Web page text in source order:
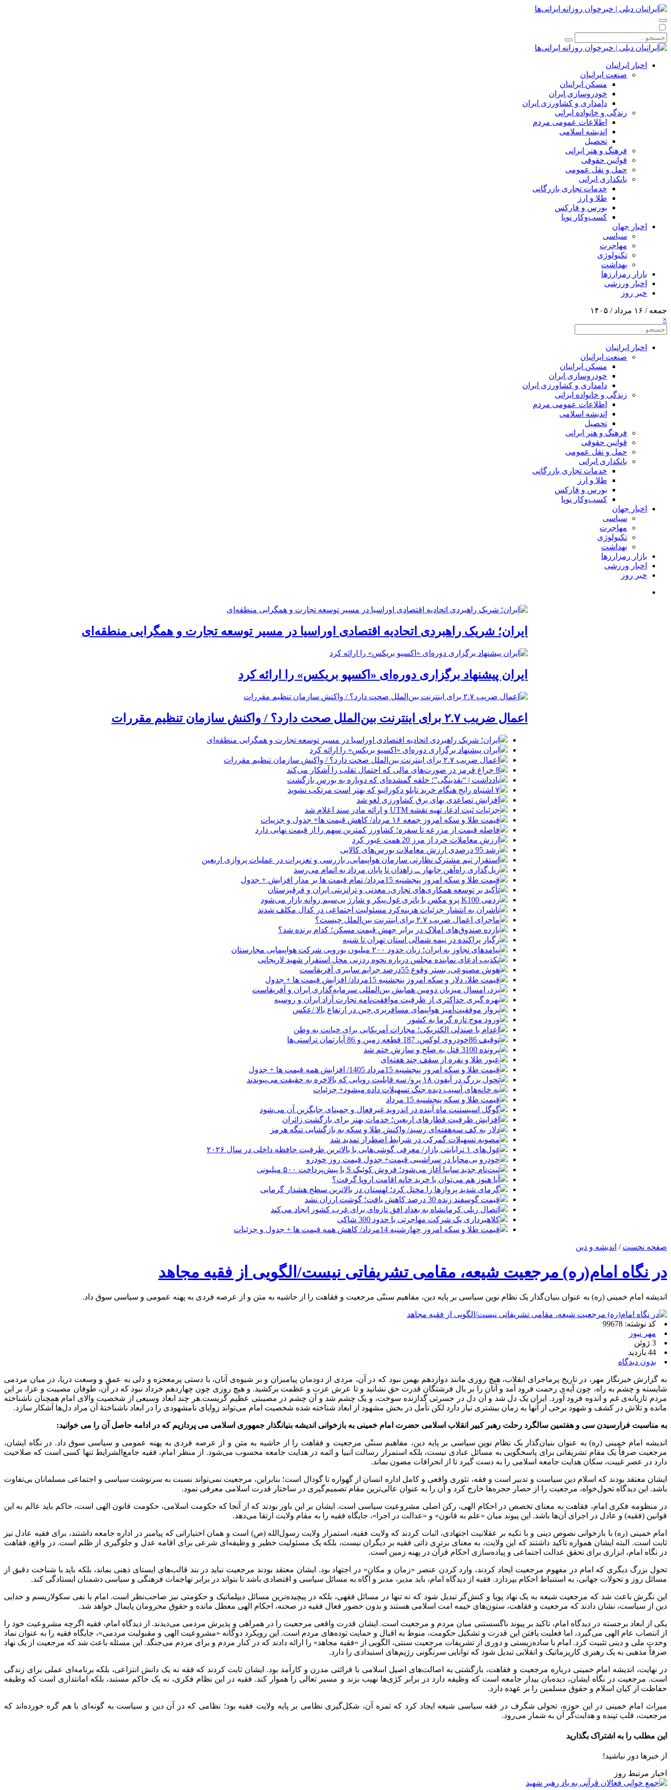
اخبار ایرانیان
صنعت ایرانیان
مسکن ایرانیان
خودروسازی ایران
دامداری و کشاورزی ایران
زندگی و خانواده ایرانی
اطلاعات عمومی مردم
اندیشه اسلامی
تحصیل
فرهنگ و هنر ایرانی
قوانین حقوقی
حمل و نقل عمومی
بانکداری ایرانی
خدمات تجاری بازرگانی
طلا و ارز
بورس و فارکس
کسب‌وکار نوپا
اخبار جهان
سیاسی
مهاجرت
تکنولوژی
بهداشت
بازار رمزارزها
اخبار ورزشی
خبر روز
جمعه / ۱۶ مرداد / ۱۴۰۵
×
اخبار ایرانیان
صنعت ایرانیان
مسکن ایرانیان
خودروسازی ایران
دامداری و کشاورزی ایران
زندگی و خانواده ایرانی
اطلاعات عمومی مردم
اندیشه اسلامی
تحصیل
فرهنگ و هنر ایرانی
قوانین حقوقی
حمل و نقل عمومی
بانکداری ایرانی
خدمات تجاری بازرگانی
طلا و ارز
بورس و فارکس
کسب‌وکار نوپا
اخبار جهان
سیاسی
مهاجرت
تکنولوژی
بهداشت
بازار رمزارزها
اخبار ورزشی
خبر روز
ایران؛ شریک راهبردی اتحادیه اقتصادی اوراسیا در مسیر توسعه تجارت و همگرایی منطقه‌ای
ایران پیشنهاد برگزاری دوره‌ای «اکسپو بریکس» را ارائه کرد
اعمال ضریب ۲.۷ برای اینترنت بین‌الملل صحت دارد؟ / واکنش سازمان تنظیم مقررات
ایران؛ شریک راهبردی اتحادیه اقتصادی اوراسیا در مسیر توسعه تجارت و همگرایی منطقه‌ای
ایران پیشنهاد برگزاری دوره‌ای «اکسپو بریکس» را ارائه کرد
اعمال ضریب ۲.۷ برای اینترنت بین‌الملل صحت دارد؟ / واکنش سازمان تنظیم مقررات
8 چراغ قرمز در صورت‌های مالی که احتمال تقلب را آشکار می‌کند
یادداشت | “نقدینگی”؛ حلقه گمشده‌ای که دوباره به بورس بازگشت
۷ اشتباه رایج هنگام خرید تابلو دکوراتیو که بهتر است مرتکب نشوید
افزایش تصاعدی بهای برق کشاورزی لغو شد
جزئیات ثبت ادعا، تهیه نقشه UTM و ارائه مادر سند اعلام شد
قیمت طلا و سکه امروز جمعه ۱۶ مرداد/ کاهش قیمت ها+ جدول و جزییات
فاصله قیمت از مزرعه تا سفره؛ کشاورز کمترین سهم را از قیمت نهایی دارد
ارزش معاملات خرد از مرز 20 همت عبور کرد
رشد 95 درصدی ارزش معاملات بورس‌های کالایی
استقرار تیم مشترک نظارتی سازمان هواپیمایی، بازرسی و تعزیرات در عملیات پروازی اربعین
ریل‌گذاری راه‌آهن چابهار ــ زاهدان تا پایان مرداد به اتمام می‌رسد
قیمت طلا و سکه امروز پنجشنبه 15مرداد/ تمام قیمت ها بر مدار افزایش + جدول
تأکید بر توسعه همکاری‌های تجاری، معدنی و ترانزیتی ایران و قرقیزستان
ردمی K100 پرو مکس با باتری غول‌پیکر و شارژ بی‌سیم روانه بازار می‌شود
ناشران به انتشار جزئیات هزینه‌کرد مسئولیت اجتماعی در کدال مکلف شدند
ماجرای اعمال ضریب ۲.۷ برای اینترنت بین‌الملل چیست؟
بازده صندوق‌های املاک در برابر جهش قیمت مسکن؛ کدام برنده شد؟
رگبار پراکنده در نیمه شمالی استان تهران تا شنبه
پیامدهای تجاوز به ایران؛ زیان حدود ۲۰۰ میلیون یورویی شرکت هواپیمایی مجارستان
تکذیب ادعای نماینده مجلس درباره نحوه ردزنی محل استقرار شهید لاریجانی
هوش مصنوعی، بستر وقوع 55درصد جرایم سایبری آفریقاست
قیمت طلا، دلار و سکه امروز پنجشنبه 15مرداد/ افزایش قیمت ها + جدول
یزد، امسال میزبان دومین همایش بین‌المللی سرمایه‌گذاری ایران و آفریقاست
بهره گیری حداکثری از ظرفیت موافقت‌نامه تجارت آزاد ایران و روسیه
پرواز موفقیت‌آمیز هواپیمای مسافربری چین در ارتفاع بالا /عکس
ورود موج تازه گرما به کشور
اعدام با صندلی الکتریکی؛ مجازات آمریکایی برای خیانت به وطن
توقیف 86خودروی لوکس، 187 قطعه زمین و 86 آپارتمان تراستی‌ها
پرونده 3100 قتل به صلح و سازش ختم شد
عبور طلا و نقره از سقف چند هفته‌ای
قیمت طلا و سکه امروز پنجشنبه 15مرداد 1405/ افزایش همه قیمت ها + جدول
تحول بزرگ در آیفون ۱۸ پرو/ سه قابلیت رویایی که بالاخره به حقیقت می‌پیوندند
به خانه‌های آسیب دیده جنگ تسهیلات داده میشود+ جزئیات
قیمت طلا و سکه پنجشنبه 15 مرداد
گوگل اسیستنت ماه آینده در اندروید غیرفعال و جمینای جایگزین آن می‌شود
افزایش ظرفیت قطارهای اربعین؛ خدمات بهتر برای بازگشت زائران
دلار به کف سه‌هفته‌ای رسید/ واکنش طلا و سکه به بازگشایی تنگه هرمز
مصوبه تسهیلات گمرکی در شرایط اضطرار تمدید شد
غول‌های ۱ ترابایتی بازار/ معرفی گوشی‌هایی با بالاترین ظرفیت حافظه داخلی در سال ۲۰۲۶
خودرو بی‌محابا در سراشیبی قیمت+ جدول قیمت روز خودرو
ثبت‌نام جدید سایپا آغاز می‌شود؛ فروش کوئیک S با پیش‌پرداخت ۵۰۰ میلیونی
آیا هنوز هم می‌توان با خرید خانه اقامت اروپا گرفت؟
گرمای شدید پروازها را مختل کرد؛ لهستان در بالاترین سطح هشدار گرمایی
قیمت گوسفند زنده 30 درصد کاهش یافت؛ گوشت ارزان نشد
اتصال ریلی کرمانشاه به بغداد افق تازه‌ای برای غرب کشور ایجاد می‌کند
کلاهبرداری یک شرکت مهاجرتی با حدود 300 شاکی
قیمت طلا و سکه امروز چهارشنبه 14مرداد/ کاهش همه قیمت ها + جدول و جزئیات
صفحه نخست / اندیشه و دین
در نگاه امام(ره) مرجعیت شیعه، مقامی تشریفاتی نیست/الگویی از فقیه مجاهد
اندیشه امام خمینی (ره) به عنوان بنیان‌گذار یک نظام نوین سیاسی بر پایه دین، مفاهیم سنتّی مرجعیت و فقاهت را از حاشیه به متن و از عرصه فردی به پهنه عمومی و سیاسی سوق داد.
کد نوشته: 99678
مهر نیوز
3 ژوئن
44 بازدید
بدون دیدگاه
به گزارش خبرنگار مهر، در تاریخ پرماجرای انقلاب، هیچ روزی مانند دوازدهم بهمن نبود که در آن، مردی از دودمان پیامبران و بر شیوه‌ی آنان، با دستی پرمعجزه و دلی به عمق و وسعت دریا، در میان مردمی
شایسته و چشم به راه، چون آیه‌ی رحمت فرود آمد و آنان را بر بال فرشتگان قدرت حق نشانید و تا عرش عزت و عظمت برکشید. و هیچ روزی چون چهاردهم خرداد نبود که در آن، طوفان مصیبت و عزا، بر این
مردم تازیانه‌ی غم و اندوه فرود آورد. ایران یک دل شد و آن دل در حسرتی گدازنده سوخت، و یک چشم شد و آن چشم در مصیبتی عظیم گریست.‏‏هر چند ابعاد وسیعی از شخصیت والای امام همچنان ناشناخته
مانده و تلاش در‏‎ ‎‏کشف و شهود برخی از آنها به زمان بیشتری نیاز دارد لکن تأمل در بخش مشهود از‏‎ ‎‏ابعاد شناخته شده شخصیت امام می‌تواند زوایای نامشهودی را در ابعاد ناشناختۀ‏‎ ‎‏آن مراد دل‌ها آشکار سازد.
به مناسبت فرارسیدن سی و هفتمین سالگرد رحلت رهبر کبیر انقلاب اسلامی حضرت امام خمینی به بازخوانی اندیشه بنیانگذار جمهوری اسلامی می پردازیم که در ادامه حاصل آن را می خوانید:
اندیشه امام خمینی (ره) به عنوان بنیان‌گذار یک نظام نوین سیاسی بر پایه دین، مفاهیم سنتّی مرجعیت و فقاهت را از حاشیه به متن و از عرصه فردی به پهنه عمومی و سیاسی سوق داد. در نگاه ایشان،
مرجعیت صرفاً یک مقام تشریفاتی برای پاسخگویی به مسائل عبادی نیست، بلکه استمرار رسالت انبیا و ائمه در هدایت جامعه محسوب می‌شود. از منظر امام، فقیه جامع‌الشرایط تنها کسی است که صلاحیت
دارد در عصر غیبت، سکان هدایت جامعه اسلامی را به دست گیرد تا از انحرافات مصون بماند.
ایشان معتقد بودند که اسلام دین سیاست و تدبیر است و فقه، تئوری واقعی و کامل اداره انسان از گهواره تا گودال است؛ بنابراین، مرجعیت نمی‌تواند نسبت به سرنوشت سیاسی و اجتماعی مسلمانان بی‌تفاوت
باشد. این دیدگاه تحول‌خواه، مرجعیت را از حصار حجره‌ها خارج کرد و آن را به عنوان عالی‌ترین مقام تصمیم‌گیری در ساختار قدرت اسلامی معرفی نمود.
در منظومه فکری امام، فقاهت به معنای تخصص در احکام الهی، رکن اصلی مشروعیت سیاسی است. ایشان بر این باور بودند که از آنجا که حکومت اسلامی، حکومت قانون الهی است، حاکم باید عالم به این
قوانین (فقیه) و عادل در اجرای آن‌ها باشد. این پیوند میان «علم به قانون» و «عدالت در اجرا»، جایگاه فقیه را به مقام ولایت ارتقا می‌دهد.
امام خمینی (ره) با بازخوانی نصوص دینی و با تکیه بر عقلانیت اجتهادی، اثبات کردند که ولایت فقیه، استمرار ولایت رسول‌الله (ص) است و همان اختیاراتی که پیامبر در اداره جامعه داشتند، برای فقیه عادل نیز
ثابت است. البته ایشان همواره تاکید داشتند که این ولایت، به معنای برتری ذاتی فقیه بر دیگران نیست، بلکه یک مسئولیت خطیر و وظیفه‌ای شرعی برای اقامه عدل و جلوگیری از ظلم است. در واقع، فقاهت
در نگاه امام، ابزاری برای تحقق عدالت اجتماعی و پیاده‌سازی احکام قرآن در پهنه زمین است.
تحول بزرگ دیگری که امام در مفهوم مرجعیت ایجاد کردند، وارد کردن عنصر «زمان و مکان» در اجتهاد بود. ایشان معتقد بودند مرجعیت نباید در بند قالب‌های ایستای ذهنی بماند، بلکه باید با شناخت دقیق از
مسائل روز و تحولات جهانی، به استنباط احکام بپردازد. فقیه از دیدگاه امام، باید مدیر، مدبر و آگاه به مسائل سیاسی و اقتصادی باشد تا بتواند در برابر تهاجمات فرهنگی و سیاسی دشمنان ایستادگی کند.
این نگرش باعث شد که مرجعیت شیعه به یک نهاد پویا و کنش‌گر تبدیل شود که نه تنها در مسائل فقهی، بلکه در پیچیده‌ترین مسائل دیپلماتیک و حکومتی نیز صاحب‌نظر است. امام با نفی سکولاریسم و جدایی
دین از سیاست، نشان دادند که مرجعیت و فقاهت، ستون‌های خیمه امت اسلامی هستند و بدون حضور فعال فقیه در صحنه، احکام الهی معطل مانده و حقوق محرومان پایمال خواهد شد.
یکی از ابعاد برجسته در دیدگاه امام، تاکید بر پیوند ناگسستنی میان مردم و مرجعیت است. ایشان قدرت واقعی مرجعیت را در همراهی و پذیرش مردمی می‌دیدند. از دیدگاه امام، فقیه اگرچه مشروعیت خود را
از انتصاب عام الهی می‌گیرد، اما فعلیت یافتن این قدرت و تشکیل حکومت، منوط به اقبال و حمایت توده‌های مردم است. این رویکرد دوگانه «مشروعیت الهی و مقبولیت مردمی»، جایگاه فقیه را به عنوان نماد
وحدت ملی و دینی تثبیت کرد. امام با ساده‌زیستی و دوری از تشریفات مرجعیت سنتی، الگویی از «فقیه مجاهد» را ارائه دادند که در کنار مردم و برای مردم می‌جنگد. این مسئله باعث شد که مرجعیت از یک نهاد
صرفاً مذهبی به یک رهبری کاریزماتیک و انقلابی تبدیل شود که توانایی سرنگونی رژیم‌های استبدادی را دارد.
در نهایت، اندیشه امام خمینی درباره مرجعیت و فقاهت، بازگشتی به اصالت‌های اصیل اسلامی با قرائتی مدرن و کارآمد بود. ایشان ثابت کردند که فقه نه یک دانش انتزاعی، بلکه برنامه‌ای عملی برای زندگی
است. مرجعیت در نگاه ایشان، دیده‌بان بیدار جامعه است که وظیفه دارد در برابر کژی‌ها نهیب بزند و مسیر تعالی را هموار کند. فقیه در این نظام فکری، نه یک حاکم مستبد، بلکه امانتداری است که وظیفه
حفاظت از کیان اسلام و حقوق مسلمین را بر عهده دارد.
میراث امام خمینی در این حوزه، تحولی شگرف در فقه سیاسی شیعه ایجاد کرد که ثمره آن، شکل‌گیری نظامی بر پایه ولایت فقیه بود؛ نظامی که در آن دین و سیاست به گونه‌ای با هم گره خورده‌اند که
مرجعیت، قلب تپنده و هدایت‌گر آن به شمار می‌رود.
این مطلب را به اشتراک بگذارید
از خبرها دور نباشید!
اخبار مرتبط روز